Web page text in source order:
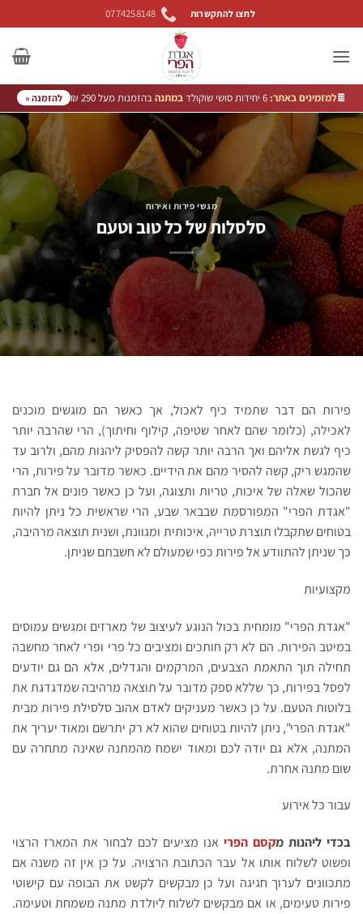
to
content
לחצו להתקשרות 0774258148
🍫למזמינים באתר: 6 יחידות סושי שוקולד במתנהבהזמנות מעל 290 ₪ להזמנה «
מגשי פירות ואירוח
סלסלות של כל טוב וטעם
פירות הם דבר שתמיד כיף לאכול, אך כאשר הם מוגשים מוכנים
לאכילה, (כלומר שהם לאחר שטיפה, קילוף וחיתוך), הרי שהרבה יותר
כיף לגשת אליהם ואך הרבה יותר קשה להפסיק ליהנות מהם, ולרוב עד
שהמגש ריק, קשה להסיר מהם את הידיים. כאשר מדובר על פירות, הרי
שהכול שאלה של איכות, טריות ותצוגה, ועל כן כאשר פונים אל חברת
"אגדת הפרי" המפורסמת שבבאר שבע, הרי שראשית כל ניתן להיות
בטוחים שתקבלו תוצרת טרייה, איכותית ומגוונת, ושנית תוצאה מרהיבה,
כך שניתן להתוודע אל פירות כפי שמעולם לא חשבתם שניתן.
מקצועיות
"אגדת הפרי" מומחית בכול הנוגע לעיצוב של מארזים ומגשים עמוסים
במיטב הפירות. הם לא רק חותכים ומציבים כל פרי ופרי לאחר מחשבה
תחילה תוך התאמת הצבעים, המרקמים והגדלים, אלא הם גם יודעים
לפסל בפירות, כך שללא ספק מדובר על תוצאה מרהיבה שמדגדגת את
בלוטות הטעם. על כן כאשר מעניקים לאדם אהוב סלסילת פירות מבית
"אגדת הפרי", ניתן להיות בטוחים שהוא לא רק יתרשם ומאוד יעריך את
המתנה, אלא גם יודה לכם ומאוד ישמח מהמתנה שאינה מתחרה עם
שום מתנה אחרת.
עבור כל אירוע
בכדי ליהנות מקסם הפרי אנו מציעים לכם לבחור את המארז הרצוי
ופשוט לשלוח אותו אל עבר הכתובת הרצויה. על כן אין זה משנה אם
מתכוונים לערוך חגיגה ועל כן מבקשים לקשט את הבופה עם קישוטי
פירות טעימים, או אם מבקשים לשלוח ליולדת מתנה משמחת וטעימה.